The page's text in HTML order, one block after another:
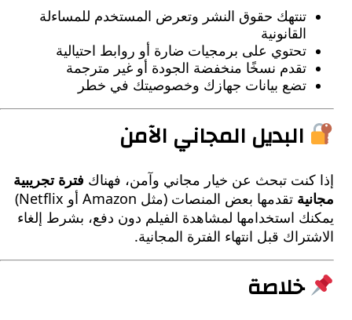
تنتهك حقوق النشر وتعرض المستخدم للمساءلة
القانونية
تحتوي على برمجيات ضارة أو روابط احتيالية
تقدم نسخًا منخفضة الجودة أو غير مترجمة
تضع بيانات جهازك وخصوصيتك في خطر
المجاني الآمن
تبحث عن خيار مجاني وآمن، فهناكفترة تجريبية
تقدمها بعض المنصات (مثل Amazon أو Netflix)
استخدامها لمشاهدة الفيلم دون دفع، بشرط إلغاء
قبل انتهاء الفترة المجانية.